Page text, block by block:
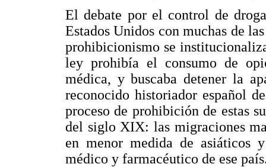
El debate por el control de
Estados Unidos con muchas de
prohibicionismo se
ley prohibía el consumo de
médica, y buscaba detener la
reconocido historiador español
proceso de prohibición de estas
del siglo XIX: las migraciones
en menor medida de asiáticos
médico y farmacéutico de ese